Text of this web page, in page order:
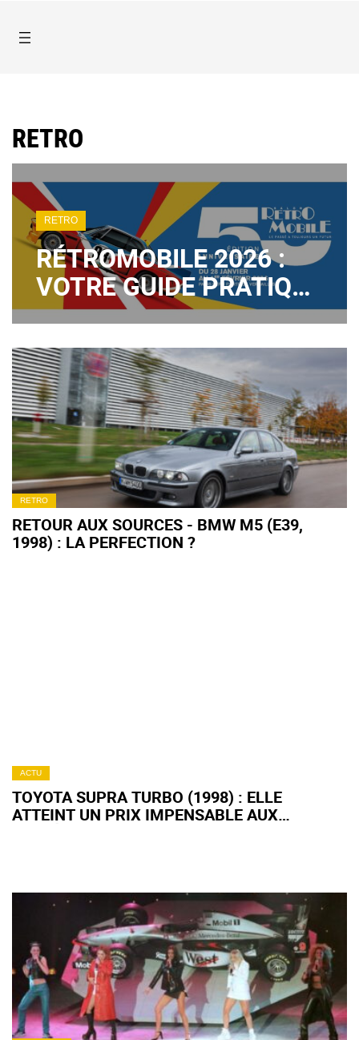
RETRO
RETRO
RÉTROMOBILE 2026 :
VOTRE GUIDE PRATIQUE
COMPLET
(PROGRAMME,
HORAIRES, TARIFS)
RETRO
RETOUR AUX SOURCES - BMW M5 (E39,
1998) : LA PERFECTION ?
ACTU
TOYOTA SUPRA TURBO (1998) : ELLE
ATTEINT UN PRIX IMPENSABLE AUX